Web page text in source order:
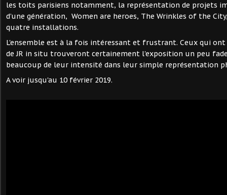
les toits parisiens notamment, la représentation de projets
d’une génération, Women are heroes, The Wrinkles of the
quatre installations.
L'ensemble est à la fois intéressant et frustrant. Ceux qui
de JR in situ trouveront certainement l'exposition un peu
beaucoup de leur intensité dans leur simple représentation
A voir jusqu'au 10 février 2019.